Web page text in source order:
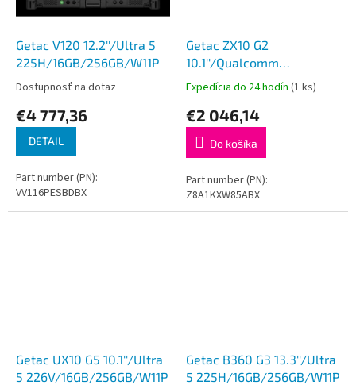
Getac V120 12.2''/Ultra 5
225H/16GB/256GB/W11P
Dostupnosť na dotaz
€4 777,36
DETAIL
Part number (PN):
VV116PESBDBX
Getac ZX10 G2
10.1''/Qualcomm
QCS6490/8GB/128GB/And
Expedícia do 24 hodín (1 ks)
€2 046,14
Do košíka
Part number (PN):
Z8A1KXW85ABX
Getac UX10 G5 10.1''/Ultra
5 226V/16GB/256GB/W11P
Getac B360 G3 13.3''/Ultra
5 225H/16GB/256GB/W11P